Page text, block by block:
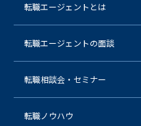
転職エージェントとは
転職エージェントの面談
転職相談会・セミナー
転職ノウハウ